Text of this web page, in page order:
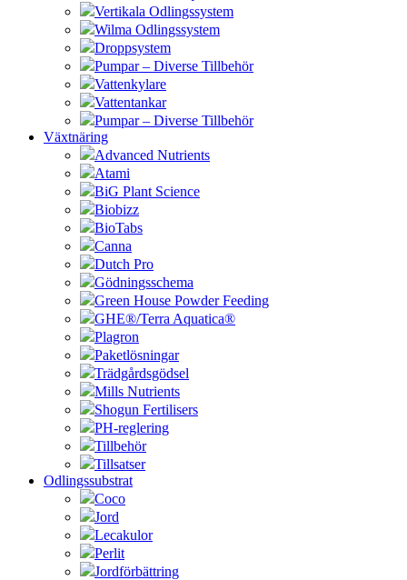
Vertikala Odlingssystem
Wilma Odlingssystem
Droppsystem
Pumpar – Diverse Tillbehör
Vattenkylare
Vattentankar
Pumpar – Diverse Tillbehör
Växtnäring
Advanced Nutrients
Atami
BiG Plant Science
Biobizz
BioTabs
Canna
Dutch Pro
Gödningsschema
Green House Powder Feeding
GHE®/Terra Aquatica®
Plagron
Paketlösningar
Trädgårdsgödsel
Mills Nutrients
Shogun Fertilisers
PH-reglering
Tillbehör
Tillsatser
Odlingssubstrat
Coco
Jord
Lecakulor
Perlit
Jordförbättring